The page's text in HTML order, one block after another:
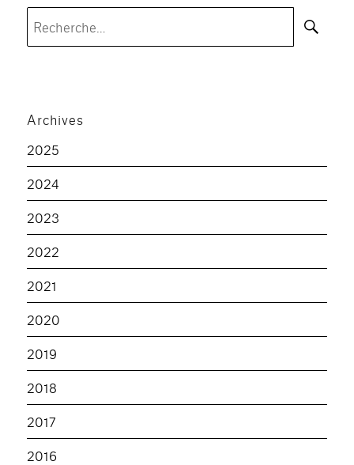
Archives
2025
2024
2023
2022
2021
2020
2019
2018
2017
2016